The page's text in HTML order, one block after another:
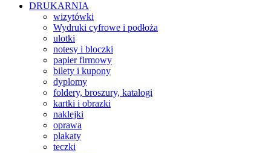
DRUKARNIA
wizytówki
Wydruki cyfrowe i podłoża
ulotki
notesy i bloczki
papier firmowy
bilety i kupony
dyplomy
foldery, broszury, katalogi
kartki i obrazki
naklejki
oprawa
plakaty
teczki